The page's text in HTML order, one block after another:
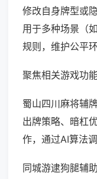
修改自身牌型或
用于多种场景（
规则，维护公平环
聚焦相关游戏功
蜀山四川麻将辅
出牌策略、暗杠
作，通过AI算法
同城游逮狗腿辅